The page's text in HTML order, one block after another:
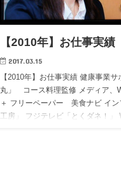
【2010年】お仕事実績
2017.03.15
【2010年】お仕事実績 健康事業
丸」 コース料理監修 メディア
＋ フリーペーパー 美食ナビ イン
工房」 フジテレビ「とくダネ！